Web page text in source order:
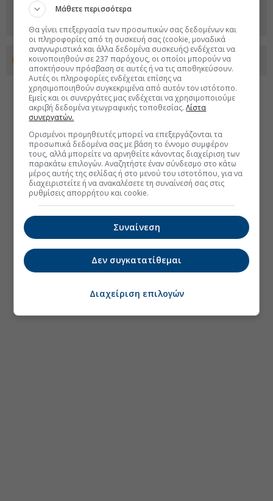
Προσθέστε το euro2day.gr στο Discover
Μάθετε περισσότερα
Θα γίνει επεξεργασία των προσωπικών σας δεδομένων και
οι πληροφορίες από τη συσκευή σας (cookie, μοναδικά
αναγνωριστικά και άλλα δεδομένα συσκευής) ενδέχεται να
κοινοποιηθούν σε 237 παρόχους, οι οποίοι μπορούν να
αποκτήσουν πρόσβαση σε αυτές ή να τις αποθηκεύσουν.
Αυτές οι πληροφορίες ενδέχεται επίσης να
χρησιμοποιηθούν συγκεκριμένα από αυτόν τον ιστότοπο.
Εμείς και οι συνεργάτες μας ενδέχεται να χρησιμοποιούμε
ακριβή δεδομένα γεωγραφικής τοποθεσίας.Λίστα
συνεργατών.
Ορισμένοι προμηθευτές μπορεί να επεξεργάζονται τα
προσωπικά δεδομένα σας με βάση το έννομο συμφέρον
τους, αλλά μπορείτε να αρνηθείτε κάνοντας διαχείριση των
παρακάτω επιλογών. Αναζητήστε έναν σύνδεσμο στο κάτω
μέρος αυτής της σελίδας ή στο μενού του ιστοτόπου, για να
διαχειριστείτε ή να ανακαλέσετε τη συναίνεσή σας στις
ρυθμίσεις απορρήτου και cookie.
Συναίνεση
Δεν συγκατατίθεμαι
Διαχείριση επιλογών